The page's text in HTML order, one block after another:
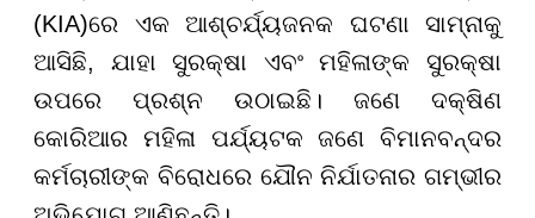
(KIA)ରେ ଏକ ଆଶ୍ଚର୍ଯ୍ୟଜନକ ଘଟଣା ସାମ୍ନାକୁ
ଆସିଛି, ଯାହା ସୁରକ୍ଷା ଏବଂ ମହିଳାଙ୍କ ସୁରକ୍ଷା
ଉପରେ ପ୍ରଶ୍ନ ଉଠାଇଛି। ଜଣେ ଦକ୍ଷିଣ
କୋରିଆର ମହିଳା ପର୍ଯ୍ୟଟକ ଜଣେ ବିମାନବନ୍ଦର
କର୍ମଚାରୀଙ୍କ ବିରୋଧରେ ଯୌନ ନିର୍ଯାତନାର ଗମ୍ଭୀର